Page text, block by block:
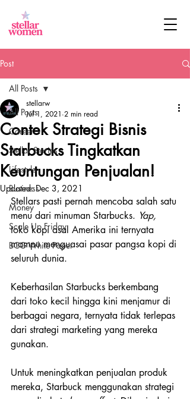
Post
All Posts
Career
Stellar Stories
Lifestyle
Business
Money
Scale Up Friday
BCG White Paper
All Posts
Contek Strategi Bisnis
Starbucks Tingkatkan
Keuntungan Penjualan!
stellarw
Jul 1, 2021 2 min read
Updated:Dec 3, 2021
Stellars pasti pernah mencoba salah satu
menu dari minuman Starbucks. Yap,
toko kopi asal Amerika ini ternyata
mampu menguasai pasar pangsa kopi di
seluruh dunia.
Keberhasilan Starbucks berkembang
dari toko kecil hingga kini menjamur di
berbagai negara, ternyata tidak terlepas
dari strategi marketing yang mereka
gunakan.
Untuk meningkatkan penjualan produk
mereka, Starbuck menggunakan strategi